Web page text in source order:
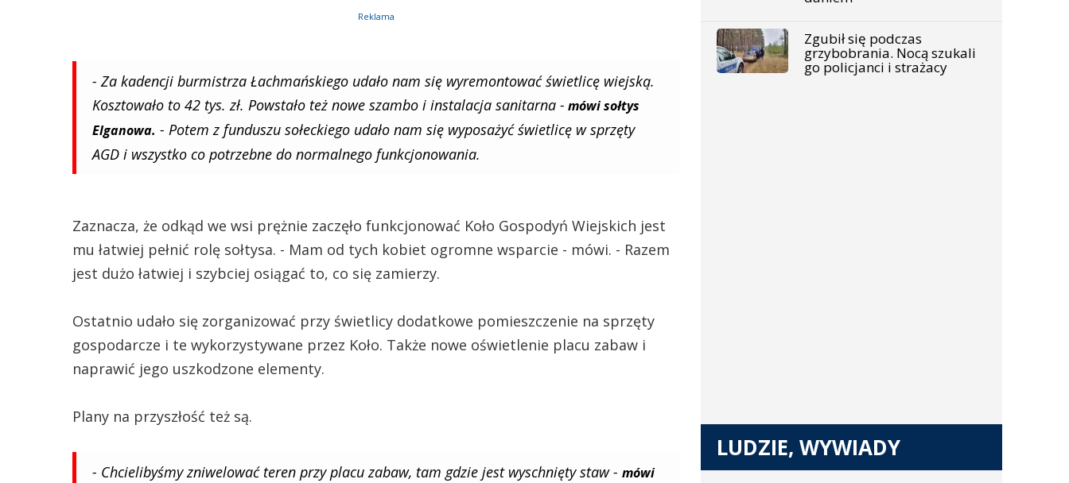
Reklama
- Za kadencji burmistrza Łachmańskiego udało nam się wyremontować świetlicę wiejską.
Kosztowało to 42 tys. zł. Powstało też nowe szambo i instalacja sanitarna - mówi sołtys
Elganowa. - Potem z funduszu sołeckiego udało nam się wyposażyć świetlicę w sprzęty
AGD i wszystko co potrzebne do normalnego funkcjonowania.
Zaznacza, że odkąd we wsi prężnie zaczęło funkcjonować Koło Gospodyń Wiejskich jest
mu łatwiej pełnić rolę sołtysa. - Mam od tych kobiet ogromne wsparcie - mówi. - Razem
jest dużo łatwiej i szybciej osiągać to, co się zamierzy.
Ostatnio udało się zorganizować przy świetlicy dodatkowe pomieszczenie na sprzęty
gospodarcze i te wykorzystywane przez Koło. Także nowe oświetlenie placu zabaw i
naprawić jego uszkodzone elementy.
Plany na przyszłość też są.
- Chcielibyśmy zniwelować teren przy placu zabaw, tam gdzie jest wyschnięty staw -mówi
Zgubił się podczas
grzybobrania. Nocą szukali
go policjanci i strażacy
LUDZIE, WYWIADY